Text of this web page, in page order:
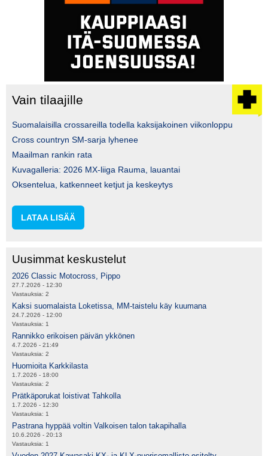
Vain tilaajille
Suomalaisilla crossareilla todella kaksijakoinen viikonloppu
Cross countryn SM-sarja lyhenee
Maailman rankin rata
Kuvagalleria: 2026 MX-liiga Rauma, lauantai
Oksentelua, katkenneet ketjut ja keskeytys
LATAA LISÄÄ
Uusimmat keskustelut
2026 Classic Motocross, Pippo
27.7.2026 - 12:30
Vastauksia: 2
Kaksi suomalaista Loketissa, MM-taistelu käy kuumana
24.7.2026 - 12:00
Vastauksia: 1
Rannikko erikoisen päivän ykkönen
4.7.2026 - 21:49
Vastauksia: 2
Huomioita Karkkilasta
1.7.2026 - 18:00
Vastauksia: 2
Prätkäporukat loistivat Tahkolla
1.7.2026 - 12:30
Vastauksia: 1
Pastrana hyppää voltin Valkoisen talon takapihalla
10.6.2026 - 20:13
Vastauksia: 1